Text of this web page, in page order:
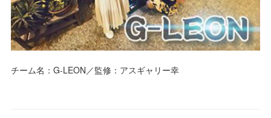
チーム名：G-LEON／監修：アスギャリー幸